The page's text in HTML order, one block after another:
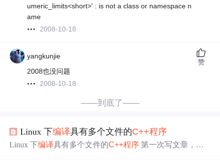
umeric_limits<short>' : is not a class or namespace n
ame
2008-10-18
yangkunjie
2008也没问题
2008-10-18
赞
——到底了——
Linux 下编译具有多个文件的C++程序
Linux 下编译具有多个文件的C++程序 第一次写文章，本